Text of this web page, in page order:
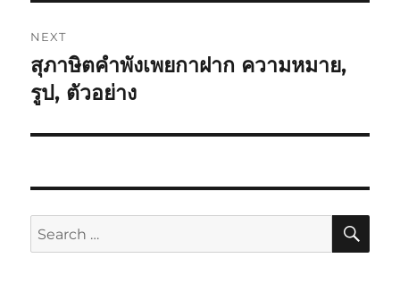
NEXT
สุภาษิตคำพังเพยกาฝาก ความหมาย,
รูป, ตัวอย่าง